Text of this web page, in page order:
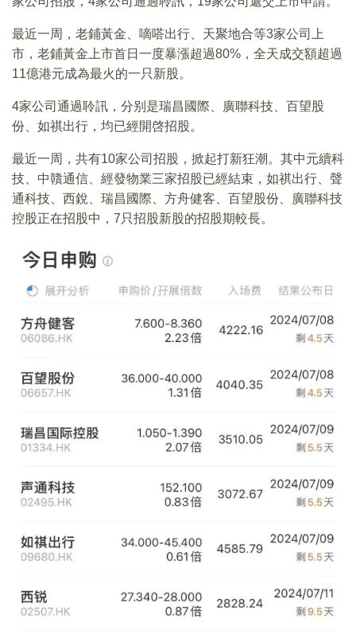
最近一周，老鋪黃金、嘀嗒出行、天聚地合等3家公司上
市，老鋪黃金上市首日一度暴漲超過80%，全天成交額超過
11億港元成為最火的一只新股。
4家公司通過聆訊，分别是瑞昌國際、廣聯科技、百望股
份、如祺出行，均已經開啓招股。
最近一周，共有10家公司招股，掀起打新狂潮。其中元續科
技、中贛通信、經發物業三家招股已經結束，如祺出行、聲
通科技、西銳、瑞昌國際、方舟健客、百望股份、廣聯科技
控股正在招股中，7只招股新股的招股期較長。